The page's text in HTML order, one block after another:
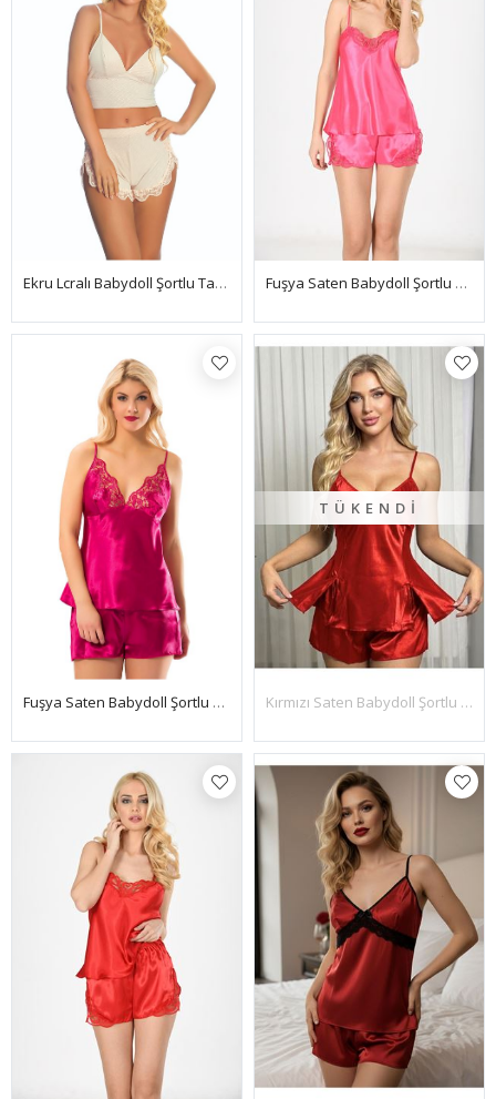
Ekru Lcralı Babydoll Şortlu Takım - 319 Fuşya Saten Babydoll Şortlu Takım - 279
Fuşya Saten Babydoll Şortlu Takım - 297
TÜKENDI
Kırmızı Saten Babydoll Şortlu Takım